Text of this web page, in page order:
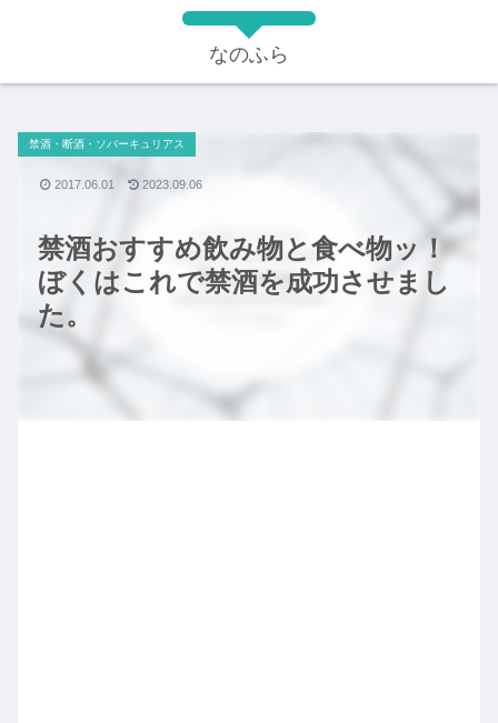
なのふら
禁酒おすすめ飲み物と食べ物ッ！
ぼくはこれで禁酒を成功させまし
た。
禁酒・断酒・ソバーキュリアス
2017.06.01 2023.09.06